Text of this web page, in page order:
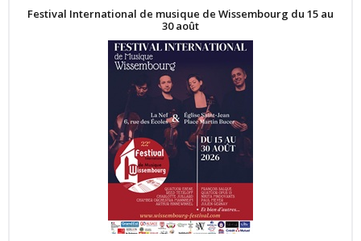
Festival International de musique de Wissembourg du 15 au
30 août